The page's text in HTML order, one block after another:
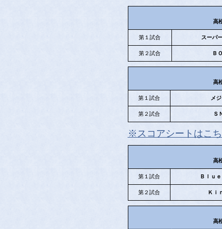
高
第１試合 スーパ
第２試合 Ｂ
高
第１試合 メ
第２試合 Ｓ
※スコアシートはこ
高
第１試合 Ｂｌｕ
第２試合 Ｋｉ
高